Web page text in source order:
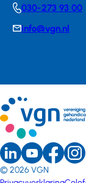
Telephonenumber
030-273 93 00
E-info@vgn.nl
Sociale
LinkedIn
(external
Youtube
(external
© 2026 VGN